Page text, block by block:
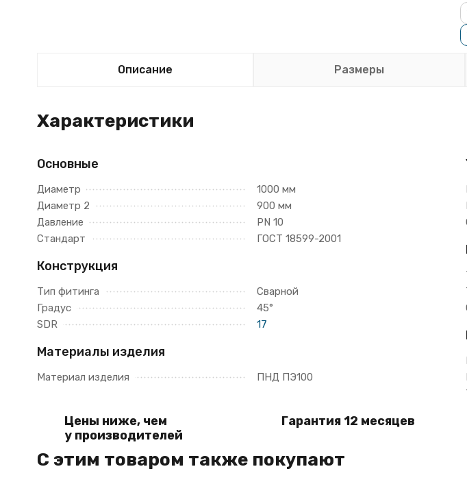
Описание Размеры
Характеристики
Основные
Диаметр
1000 мм
Диаметр 2
900 мм
Давление
PN 10
Стандарт
ГОСТ 18599-2001
Конструкция
Тип фитинга
Сварной
Градус
45°
SDR
17
Материалы изделия
Материал изделия ПНД ПЭ100
Цены ниже, чем
у производителей
Гарантия 12 месяцев
C этим товаром также покупают